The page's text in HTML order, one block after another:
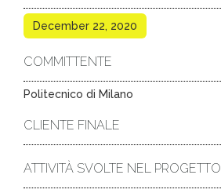
December 22, 2020
COMMITTENTE
Politecnico di Milano
CLIENTE FINALE
ATTIVITÀ SVOLTE NEL PROGETTO